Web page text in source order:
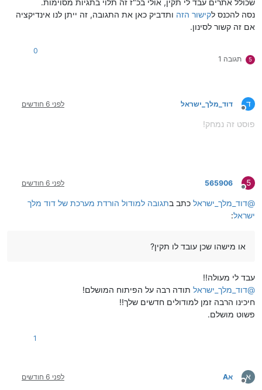
נסה להכנס לקישור הזה ותדביק כאן את התגובה, זה ייתן לנו אינדיקציה
אם זה קשור לסינון.
5 תגובה 1
0
ד
מנותק
דוד_מלך_ישראל לפני 6 חודשים
פוסט זה נמחק!
5
מנותק
565906 לפני 6 חודשים
@דוד_מלך_ישראל כתב בתגובה למודול הורדת מערכת של דוד מלך
ישראל:
או מישהו שכן עובד לו תקין?
עבד לי מעולה!!
@דוד_מלך_ישראל תודה רבה על הפיתוח המושלם!
חיכינו הרבה זמן למודולים חדשים שלך!!
פשוט מושלם.
1
א
מנותק
אA לפני 6 חודשים